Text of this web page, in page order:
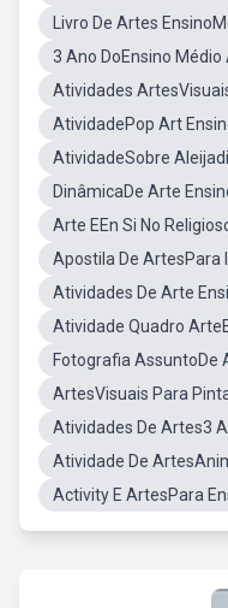
Livro De Artes
3 Ano DoEnsino Médio
Atividades
AtividadePop Art
AtividadeSobre
DinâmicaDe Arte
Arte EEn Si No
Apostila De ArtesPara
Atividades De Arte
Atividade Quadro
Fotografia AssuntoDe
ArtesVisuais Para
Atividades De Artes3
Atividade De
Activity E ArtesPara